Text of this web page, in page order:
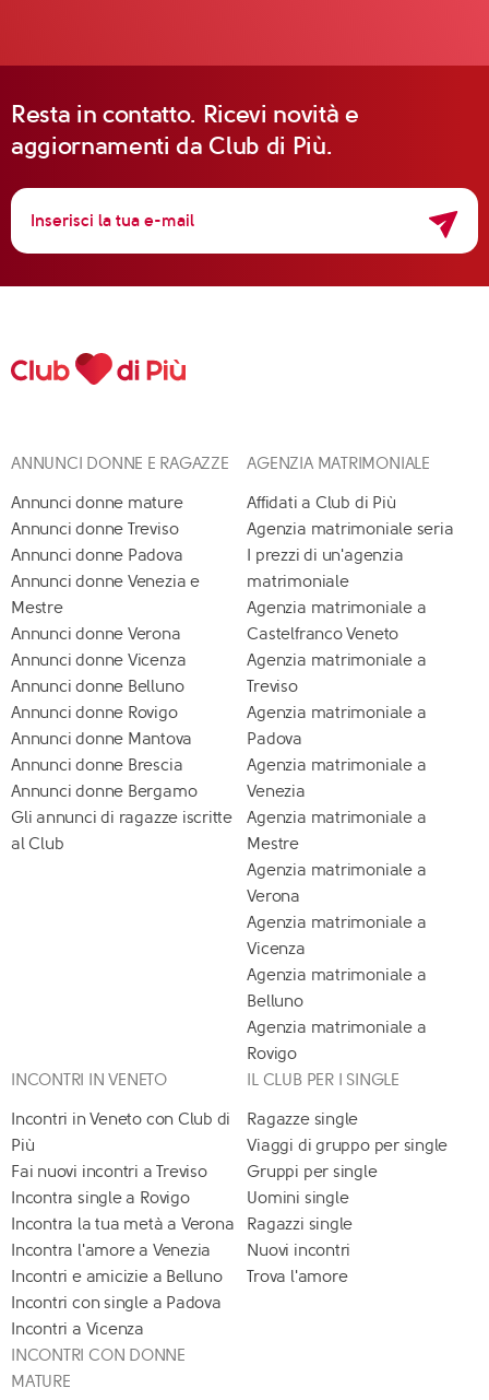
Resta in contatto. Ricevi novità e
aggiornamenti da Club di Più.
ANNUNCI DONNE E RAGAZZE
Annunci donne mature
Annunci donne Treviso
Annunci donne Padova
Annunci donne Venezia e
Mestre
Annunci donne Verona
Annunci donne Vicenza
Annunci donne Belluno
Annunci donne Rovigo
Annunci donne Mantova
Annunci donne Brescia
Annunci donne Bergamo
Gli annunci di ragazze iscritte
al Club
AGENZIA MATRIMONIALE
Affidati a Club di Più
Agenzia matrimoniale seria
I prezzi di un'agenzia
matrimoniale
Agenzia matrimoniale a
Castelfranco Veneto
Agenzia matrimoniale a
Treviso
Agenzia matrimoniale a
Padova
Agenzia matrimoniale a
Venezia
Agenzia matrimoniale a
Mestre
Agenzia matrimoniale a
Verona
Agenzia matrimoniale a
Vicenza
Agenzia matrimoniale a
Belluno
Agenzia matrimoniale a
Rovigo
INCONTRI IN VENETO
Incontri in Veneto con Club di
Più
Fai nuovi incontri a Treviso
Incontra single a Rovigo
Incontra la tua metà a Verona
Incontra l'amore a Venezia
Incontri e amicizie a Belluno
Incontri con single a Padova
Incontri a Vicenza
IL CLUB PER I SINGLE
Ragazze single
Viaggi di gruppo per single
Gruppi per single
Uomini single
Ragazzi single
Nuovi incontri
Trova l'amore
INCONTRI CON DONNE
MATURE